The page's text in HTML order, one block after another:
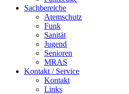
Sachbereiche
Atemschutz
Funk
Sanität
Jugend
Senioren
MRAS
Kontakt / Service
Kontakt
Links